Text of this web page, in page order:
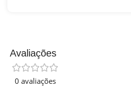
Avaliações
0 avaliações